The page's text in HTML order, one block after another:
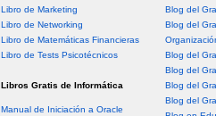
Libro de Marketing
Libro de Networking
Libro de Matemáticas Financieras
Libro de Tests Psicotécnicos
Libros Gratis de Informática
Manual de Iniciación a Oracle
Blog del
Blog del
Blog del
Blog del
Blog del
Blog del